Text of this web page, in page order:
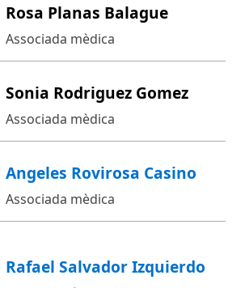
Rosa Planas Balague
Associada mèdica
Sonia Rodriguez Gomez
Associada mèdica
Angeles Rovirosa Casino
Associada mèdica
Rafael Salvador Izquierdo